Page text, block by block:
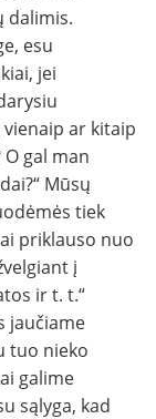
dalimis.
esu
jei
ar kitaip
gal man
Mūsų
tiek
priklauso nuo
į
ir t. t.“
jaučiame
tuo nieko
galime
sąlyga, kad